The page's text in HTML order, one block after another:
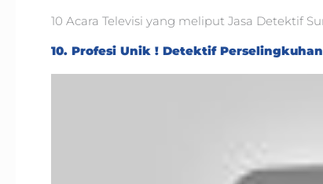
10 Acara Televisi yang meliput Jasa Detektif
10. Profesi Unik ! Detektif Perselingkuhan